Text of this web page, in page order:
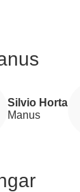
Silvio Horta
Manus